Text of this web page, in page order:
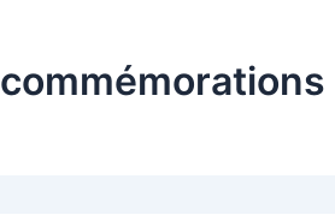
commémorations